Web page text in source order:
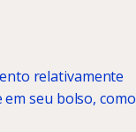
relativamente
seu bolso, como